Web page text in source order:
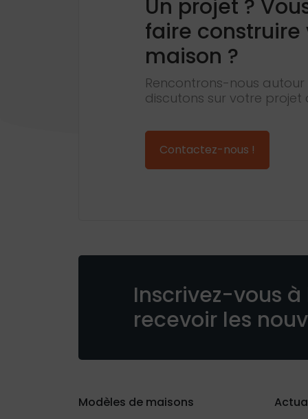
Un projet ?
faire construire
maison ?
Rencontrons-nous autour
discutons sur votre projet
Contactez-nous !
Inscrivez-vous
recevoir les
Modèles de maisons